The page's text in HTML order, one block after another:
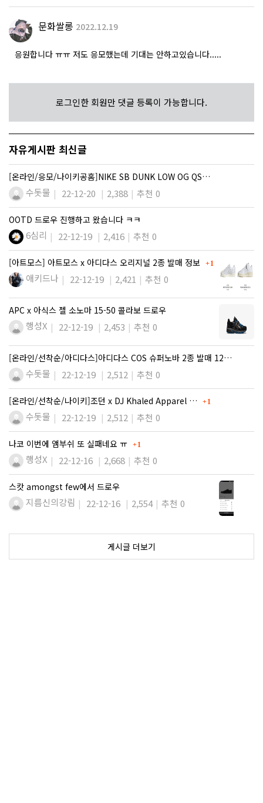
문화쌀롱 2022.12.19
응원합니다 ㅠㅠ 저도 응모했는데 기대는 안하고있습니다.....
로그인한 회원만 댓글 등록이 가능합니다.
자유게시판 최신글
[온라인/응모/나이키공홈]NIKE SB DUNK LOW OG QS…
수돗물 22-12-20 2,388 추천 0
OOTD 드로우 진행하고 왔습니다 ㅋㅋ
6심리 22-12-19 2,416 추천 0
[아트모스] 아트모스 x 아디다스 오리지널 2종 발매 정보 댓글
1
애키드나 22-12-19 2,421 추천 0
APC x 아식스 젤 소노마 15-50 콜라보 드로우
행성X 22-12-19 2,453 추천 0
[온라인/선착순/아디다스]아디다스 COS 슈퍼노바 2종 발매 12…
수돗물 22-12-19 2,512 추천 0
[온라인/선착순/나이키]조던 x DJ Khaled Apparel … 댓글
1
수돗물 22-12-19 2,512 추천 0
나코 이번에 앰부쉬 또 실패네요 ㅠ 댓글
1
행성X 22-12-16 2,668 추천 0
스캇 amongst few에서 드로우
지름신의강림 22-12-16 2,554 추천 0
게시글 더보기